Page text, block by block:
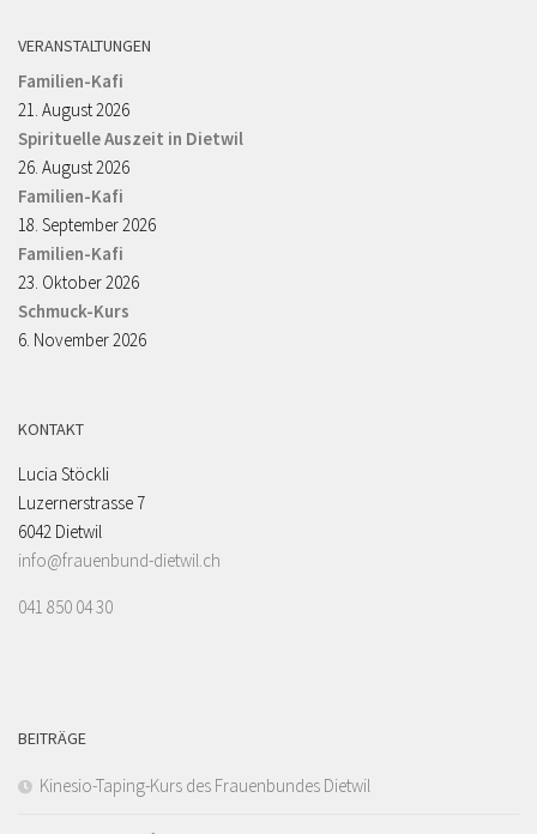
VERANSTALTUNGEN
Familien-Kafi
21. August 2026
Spirituelle Auszeit in Dietwil
26. August 2026
Familien-Kafi
18. September 2026
Familien-Kafi
23. Oktober 2026
Schmuck-Kurs
6. November 2026
KONTAKT
Lucia Stöckli
Luzernerstrasse 7
6042 Dietwil
info@frauenbund-dietwil.ch
041 850 04 30
BEITRÄGE
Kinesio-Taping-Kurs des Frauenbundes Dietwil